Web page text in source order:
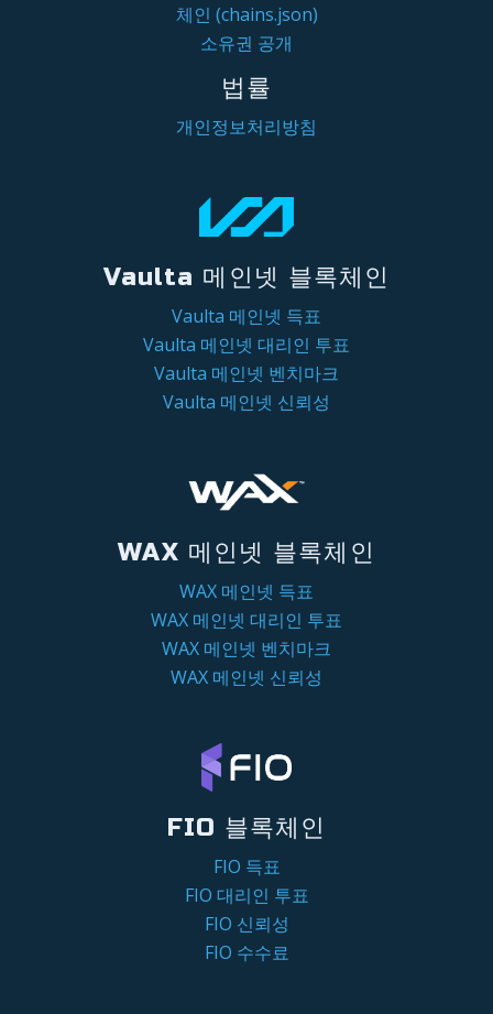
체인 (chains.json)
소유권 공개
법률
개인정보처리방침
Vaulta 메인넷 블록체인
Vaulta 메인넷 득표
Vaulta 메인넷 대리인 투표
Vaulta 메인넷 벤치마크
Vaulta 메인넷 신뢰성
WAX 메인넷 블록체인
WAX 메인넷 득표
WAX 메인넷 대리인 투표
WAX 메인넷 벤치마크
WAX 메인넷 신뢰성
FIO 블록체인
FIO 득표
FIO 대리인 투표
FIO 신뢰성
FIO 수수료